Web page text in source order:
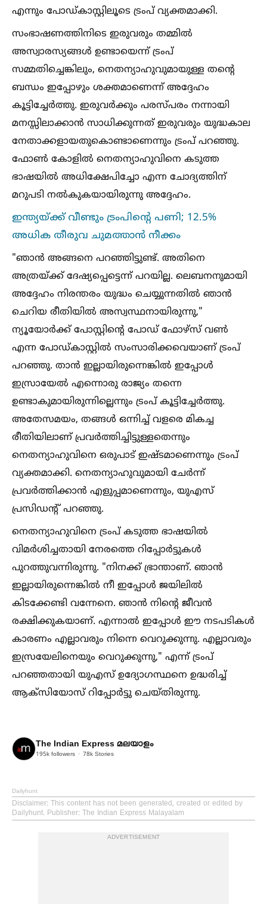
എന്നും പോഡ്‌കാസ്റ്റിലൂടെ ട്രംപ് വ്യക്തമാക്കി.
സംഭാഷണത്തിനിടെ ഇരുവരും തമ്മില്‍
അസ്വാരസ്യങ്ങള്‍ ഉണ്ടായെന്ന് ട്രംപ്
സമ്മതിച്ചെങ്കിലും, നെതന്യാഹുവുമായുള്ള തന്റെ
ബന്ധം ഇപ്പോഴും ശക്തമാണെന്ന് അദ്ദേഹം
കൂട്ടിച്ചേർത്തു. ഇരുവർക്കും പരസ്പരം നന്നായി
മനസ്സിലാക്കാൻ സാധിക്കുന്നത് ഇരുവരും യുദ്ധകാല
നേതാക്കളായതുകൊണ്ടാണെന്നും ട്രംപ് പറഞ്ഞു.
ഫോണ്‍ കോളില്‍ നെതന്യാഹുവിനെ കടുത്ത
ഭാഷയില്‍ അധിക്ഷേപിച്ചോ എന്ന ചോദ്യത്തിന്
മറുപടി നല്‍കുകയായിരുന്നു അദ്ദേഹം.
ഇന്ത്യയ്ക്ക് വീണ്ടും ട്രംപിന്റെ പണി; 12.5%
അധിക തീരുവ ചുമത്താൻ നീക്കം
"ഞാൻ അങ്ങനെ പറഞ്ഞിട്ടുണ്ട്. അതിനെ
അത്രയ്ക്ക് ദേഷ്യപ്പെട്ടെന്ന് പറയില്ല. ലെബനനുമായി
അദ്ദേഹം നിരന്തരം യുദ്ധം ചെയ്യുന്നതില്‍ ഞാൻ
ചെറിയ രീതിയില്‍ അസ്വസ്ഥനായിരുന്നു,"
ന്യൂയോർക്ക് പോസ്റ്റിന്റെ പോഡ് ഫോഴ്സ് വണ്‍
എന്ന പോഡ്‌കാസ്റ്റില്‍ സംസാരിക്കവെയാണ് ട്രംപ്
പറഞ്ഞു. താൻ ഇല്ലായിരുന്നെങ്കില്‍ ഇപ്പോള്‍
ഇസ്രായേല്‍ എന്നൊരു രാജ്യം തന്നെ
ഉണ്ടാകുമായിരുന്നില്ലെന്നും ട്രംപ് കൂട്ടിച്ചേർത്തു.
അതേസമയം, തങ്ങള്‍ ഒന്നിച്ച്‌ വളരെ മികച്ച
രീതിയിലാണ് പ്രവർത്തിച്ചിട്ടുള്ളതെന്നും
നെതന്യാഹുവിനെ ഒരുപാട് ഇഷ്ടമാണെന്നും ട്രംപ്
വ്യക്തമാക്കി. നെതന്യാഹുവുമായി ചേർന്ന്
പ്രവർത്തിക്കാൻ എളുപ്പമാണെന്നും, യുഎസ്
പ്രസിഡന്റ് പറഞ്ഞു.
നെതന്യാഹുവിനെ ട്രംപ് കടുത്ത ഭാഷയില്‍
വിമർശിച്ചതായി നേരത്തെ റിപ്പോർട്ടുകള്‍
പുറത്തുവന്നിരുന്നു. "നിനക്ക് ഭ്രാന്താണ്. ഞാൻ
ഇല്ലായിരുന്നെങ്കില്‍ നീ ഇപ്പോള്‍ ജയിലില്‍
കിടക്കേണ്ടി വന്നേനെ. ഞാൻ നിന്റെ ജീവൻ
രക്ഷിക്കുകയാണ്. എന്നാല്‍ ഇപ്പോള്‍ ഈ നടപടികള്‍
കാരണം എല്ലാവരും നിന്നെ വെറുക്കുന്നു. എല്ലാവരും
ഇസ്രയേലിനെയും വെറുക്കുന്നു," എന്ന് ട്രംപ്
പറഞ്ഞതായി യുഎസ് ഉദ്യോഗസ്ഥനെ ഉദ്ധരിച്ച്‌
ആക്സിയോസ് റിപ്പോർട്ടു ചെയ്തിരുന്നു.
The Indian Express മലയാളം
195k followers 78k Stories
Dailyhunt
Disclaimer: This content has not been generated, created or edited by
Dailyhunt. Publisher: The Indian Express Malayalam
ADVERTISEMENT